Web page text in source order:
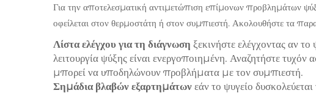
Για την αποτελεσματική αντιμετώπιση επίμονων προβλημάτων
οφείλεται στον θερμοστάτη ή στον συμπιεστή. Ακολουθήστε τα
Λίστα ελέγχου για τη διάγνωση ξεκινήστε ελέγχοντας αν
λειτουργία ψύξης είναι ενεργοποιημένη. Αναζητήστε τυχόν
μπορεί να υποδηλώνουν προβλήματα με τον συμπιεστή.
Σημάδια βλαβών εξαρτημάτων εάν το ψυγείο